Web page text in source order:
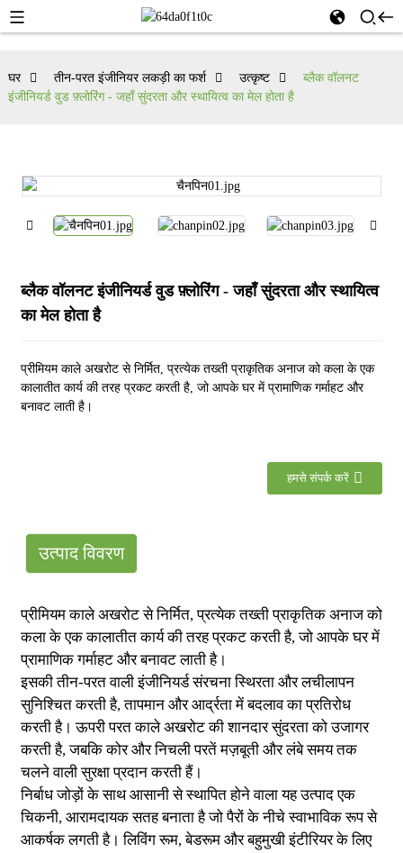
घर तीन-परत इंजीनियर लकड़ी का फर्श उत्कृष्ट
ब्लैक वॉलनट
इंजीनियर्ड वुड फ़्लोरिंग - जहाँ सुंदरता और स्थायित्व का मेल होता है
ब्लैक वॉलनट इंजीनियर्ड वुड फ़्लोरिंग - जहाँ सुंदरता और स्थायित्व
का मेल होता है
प्रीमियम काले अखरोट से निर्मित, प्रत्येक तख्ती प्राकृतिक अनाज को कला के एक
कालातीत कार्य की तरह प्रकट करती है, जो आपके घर में प्रामाणिक गर्माहट और
बनावट लाती है।
हमसे संपर्क करें
उत्पाद विवरण
प्रीमियम काले अखरोट से निर्मित, प्रत्येक तख्ती प्राकृतिक अनाज को
कला के एक कालातीत कार्य की तरह प्रकट करती है, जो आपके घर में
प्रामाणिक गर्माहट और बनावट लाती है।
इसकी तीन-परत वाली इंजीनियर्ड संरचना स्थिरता और लचीलापन
सुनिश्चित करती है, तापमान और आर्द्रता में बदलाव का प्रतिरोध
करती है। ऊपरी परत काले अखरोट की शानदार सुंदरता को उजागर
करती है, जबकि कोर और निचली परतें मज़बूती और लंबे समय तक
चलने वाली सुरक्षा प्रदान करती हैं।
निर्बाध जोड़ों के साथ आसानी से स्थापित होने वाला यह उत्पाद एक
चिकनी, आरामदायक सतह बनाता है जो पैरों के नीचे स्वाभाविक रूप से
आकर्षक लगती है। लिविंग रूम, बेडरूम और बहुमुखी इंटीरियर के लिए